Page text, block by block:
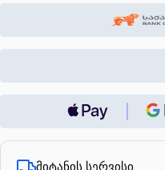
მიტანის სერვისი